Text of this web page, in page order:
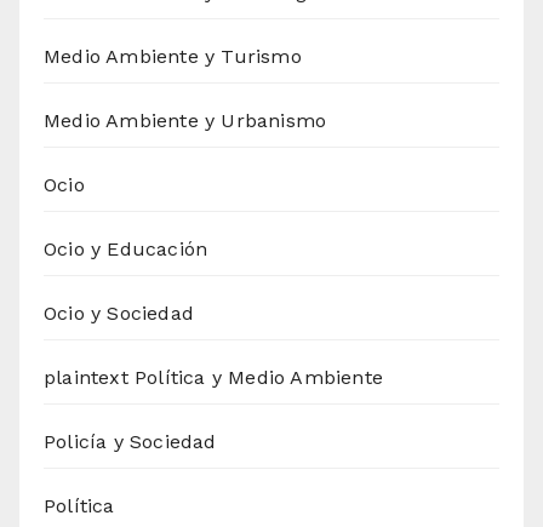
Medio Ambiente y Turismo
Medio Ambiente y Urbanismo
Ocio
Ocio y Educación
Ocio y Sociedad
plaintext Política y Medio Ambiente
Policía y Sociedad
Política